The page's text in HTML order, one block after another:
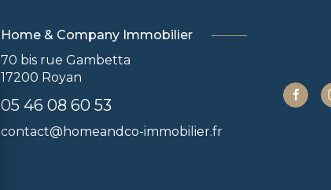
Home & Company Immobilier
70 bis rue Gambetta
17200 Royan
05 46 08 60 53
contact@homeandco-immobilier.fr